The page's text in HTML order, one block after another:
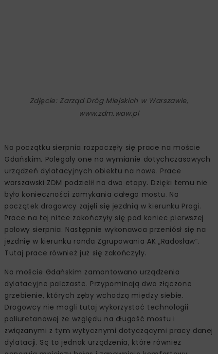
Zdjęcie: Zarząd Dróg Miejskich w Warszawie,
www.zdm.waw.pl
Na początku sierpnia rozpoczęły się prace na moście
Gdańskim. Polegały one na wymianie dotychczasowych
urządzeń dylatacyjnych obiektu na nowe. Prace
warszawski ZDM podzielił na dwa etapy. Dzięki temu nie
było konieczności zamykania całego mostu. Na
początek drogowcy zajęli się jezdnią w kierunku Pragi.
Prace na tej nitce zakończyły się pod koniec pierwszej
połowy sierpnia. Następnie wykonawca przeniósł się na
jezdnię w kierunku ronda Zgrupowania AK „Radosław”.
Tutaj prace również już się zakończyły.
Na moście Gdańskim zamontowano urządzenia
dylatacyjne palczaste. Przypominają dwa złączone
grzebienie, których zęby wchodzą między siebie.
Drogowcy nie mogli tutaj wykorzystać technologii
poliuretanowej ze względu na długość mostu i
związanymi z tym wytycznymi dotyczącymi pracy danej
dylatacji. Są to jednak urządzenia, które również